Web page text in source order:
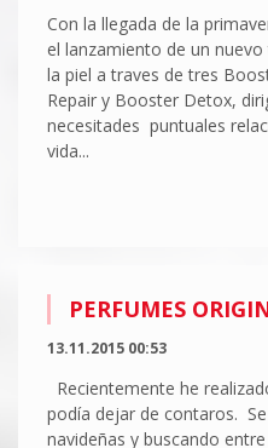
Con la llegada de la
el lanzamiento de un
la piel a traves de tres
Repair y Booster Detox,
necesitades puntuales
vida...
PERFUMES
13.11.2015 00:53
Recientemente he
podía dejar de contaros.
navideñas y buscando